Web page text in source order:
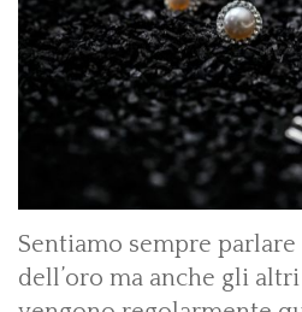
Sentiamo sempre
dell’oro ma anche gli